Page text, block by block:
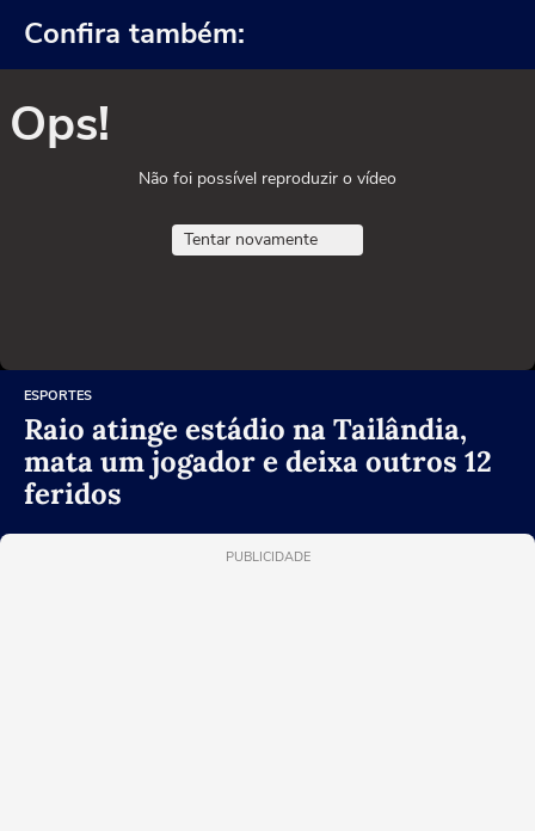
Confira também:
Ops!
Não foi possível reproduzir o vídeo
Tentar novamente
ESPORTES
Raio atinge estádio na Tailândia,
mata um jogador e deixa outros 12
feridos
PUBLICIDADE